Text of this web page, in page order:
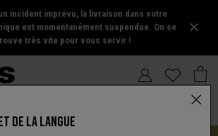
incident imprévu, la livraison dans votre
est momentanément suspendue. On se
très vite pour vous servir !
DE LA LANGUE